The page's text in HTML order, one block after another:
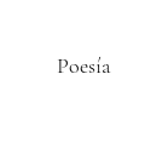
Poesía